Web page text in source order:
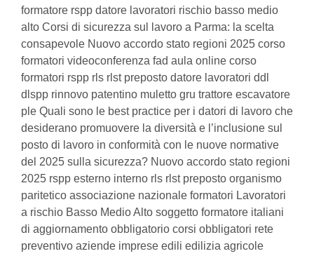
formatore rspp datore lavoratori rischio basso medio
alto Corsi di sicurezza sul lavoro a Parma: la scelta
consapevole Nuovo accordo stato regioni 2025 corso
formatori videoconferenza fad aula online corso
formatori rspp rls rlst preposto datore lavoratori ddl
dlspp rinnovo patentino muletto gru trattore escavatore
ple Quali sono le best practice per i datori di lavoro che
desiderano promuovere la diversità e l’inclusione sul
posto di lavoro in conformità con le nuove normative
del 2025 sulla sicurezza? Nuovo accordo stato regioni
2025 rspp esterno interno rls rlst preposto organismo
paritetico associazione nazionale formatori Lavoratori
a rischio Basso Medio Alto soggetto formatore italiani
di aggiornamento obbligatorio corsi obbligatori rete
preventivo aziende imprese edili edilizia agricole